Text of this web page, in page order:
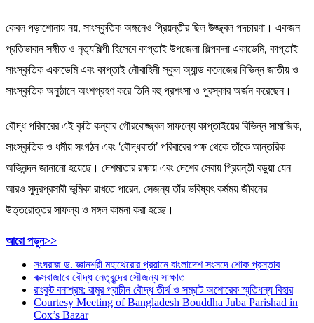
কেবল পড়াশোনায় নয়, সাংস্কৃতিক অঙ্গনেও প্রিয়ন্তীর ছিল উজ্জ্বল পদচারণা। একজন
প্রতিভাবান সঙ্গীত ও নৃত্যশিল্পী হিসেবে কাপ্তাই উপজেলা শিল্পকলা একাডেমি, কাপ্তাই
সাংস্কৃতিক একাডেমি এবং কাপ্তাই নৌবাহিনী স্কুল অ্যান্ড কলেজের বিভিন্ন জাতীয় ও
সাংস্কৃতিক অনুষ্ঠানে অংশগ্রহণ করে তিনি বহু প্রশংসা ও পুরস্কার অর্জন করেছেন।
বৌদ্ধ পরিবারের এই কৃতি কন্যার গৌরবোজ্জ্বল সাফল্যে কাপ্তাইয়ের বিভিন্ন সামাজিক,
সাংস্কৃতিক ও ধর্মীয় সংগঠন এবং ‘বৌদ্ধবার্তা’ পরিবারের পক্ষ থেকে তাঁকে আন্তরিক
অভিনন্দন জানানো হয়েছে। দেশমাতার রক্ষায় এবং দেশের সেবায় প্রিয়ন্তী বড়ুয়া যেন
আরও সুদূরপ্রসারী ভূমিকা রাখতে পারেন, সেজন্য তাঁর ভবিষ্যৎ কর্মময় জীবনের
উত্তরোত্তর সাফল্য ও মঙ্গল কামনা করা হচ্ছে।
আরো পড়ুন>>:
কমিশন
পেয়ে
‘লেফটেন্যান্ট’
পদে
অভিষিক্ত
সংঘরাজ ড. জ্ঞানশ্রী মহাথেরোর প্রয়ানে বাংলাদেশ সংসদে শোক প্রস্তাব
কক্সবাজারে বৌদ্ধ নেতৃবৃন্দের সৌজন্য সাক্ষাত
রাংকুট বনাশ্রম: রামুর প্রাচীন বৌদ্ধ তীর্থ ও সম্রাট অশোরেক স্মৃতিধন্য বিহার
Courtesy Meeting of Bangladesh Bouddha Juba Parishad in
Cox’s Bazar